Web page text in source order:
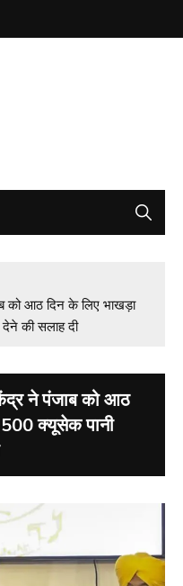
को आठ दिन के लिए भाखड़ा
की सलाह दी
ने पंजाब को आठ
क्यूसेक पानी